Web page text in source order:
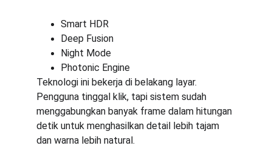
Smart HDR
Deep Fusion
Night Mode
Photonic Engine
Teknologi ini bekerja di belakang layar.
Pengguna tinggal klik, tapi sistem sudah
menggabungkan banyak frame dalam hitungan
detik untuk menghasilkan detail lebih tajam
dan warna lebih natural.